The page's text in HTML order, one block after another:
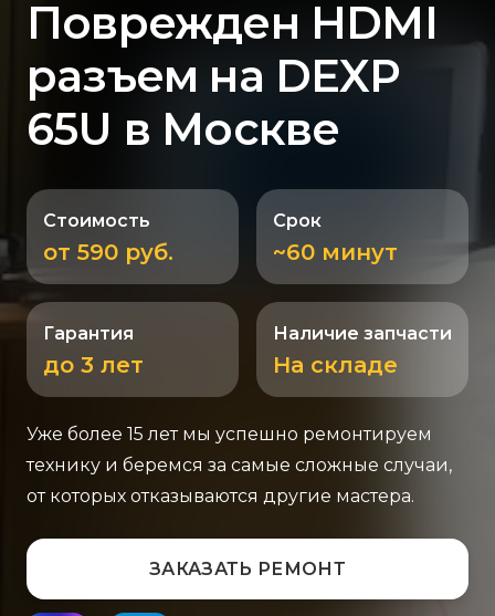
Поврежден HDMI
разъем на DEXP
65U в Москве
Стоимость
от 590 руб.
Срок
~60 минут
Гарантия
до 3 лет
Наличие запчасти
На складе
Уже более 15 лет мы успешно ремонтируем
технику и беремся за самые сложные случаи,
от которых отказываются другие мастера.
ЗАКАЗАТЬ РЕМОНТ